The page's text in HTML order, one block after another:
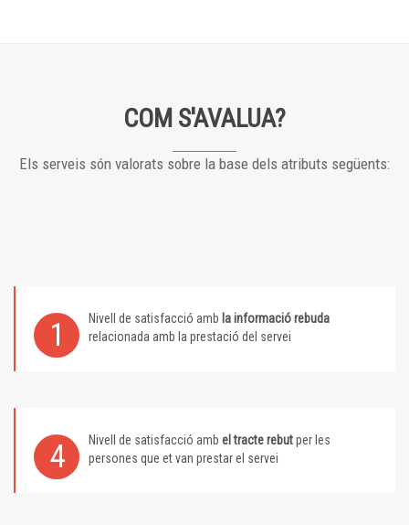
COM S'AVALUA?
Els serveis són valorats sobre la base dels atributs següents:
1 Nivell de satisfacció amb la informació rebuda
relacionada amb la prestació del servei
4 Nivell de satisfacció amb el tracte rebutper les
persones que et van prestar el servei